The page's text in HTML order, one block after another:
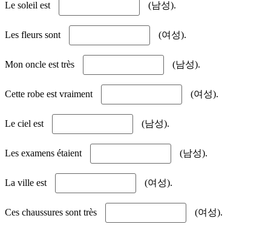
Le soleil est (남성).
Les fleurs sont (여성).
Mon oncle est très (남성).
Cette robe est vraiment (여성).
Le ciel est (남성).
Les examens étaient (남성).
La ville est (여성).
Ces chaussures sont très (여성).